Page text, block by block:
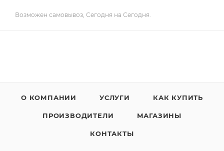
Возможен самовывоз, Сегодня на Сегодня.
О КОМПАНИИ УСЛУГИ КАК КУПИТЬ
ПРОИЗВОДИТЕЛИ МАГАЗИНЫ
КОНТАКТЫ